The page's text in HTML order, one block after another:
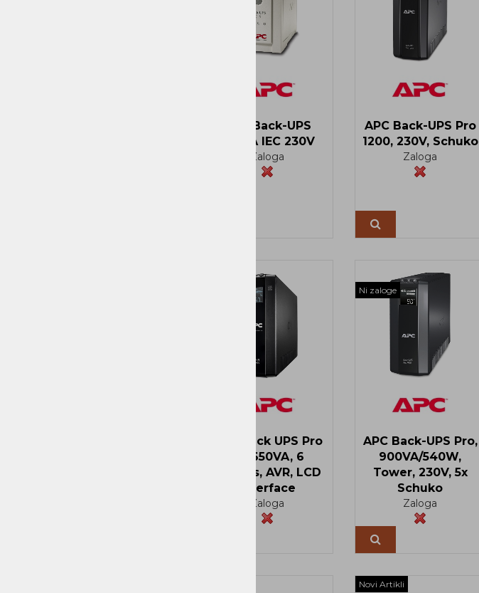
APC Back-UPS
650VA IEC 230V
Zaloga
APC Back-UPS Pro
1200, 230V, Schuko
Zaloga
APC Back UPS Pro
BR 650VA, 6
Outlets, AVR, LCD
Interface
Zaloga
Ni zaloge
APC Back-UPS Pro,
900VA/540W,
Tower, 230V, 5x
Schuko
Zaloga
Novi Artikli